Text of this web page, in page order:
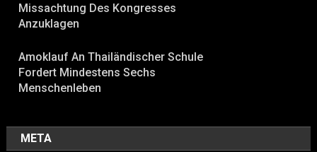
Missachtung Des Kongresses
Anzuklagen
Amoklauf An Thailändischer Schule
Fordert Mindestens Sechs
Menschenleben
META